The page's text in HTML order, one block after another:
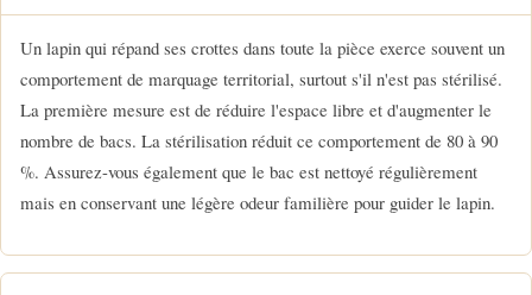
Un lapin qui répand ses crottes dans toute la pièce exerce souvent un
comportement de marquage territorial, surtout s'il n'est pas stérilisé.
La première mesure est de réduire l'espace libre et d'augmenter le
nombre de bacs. La stérilisation réduit ce comportement de 80 à 90
%. Assurez-vous également que le bac est nettoyé régulièrement
mais en conservant une légère odeur familière pour guider le lapin.